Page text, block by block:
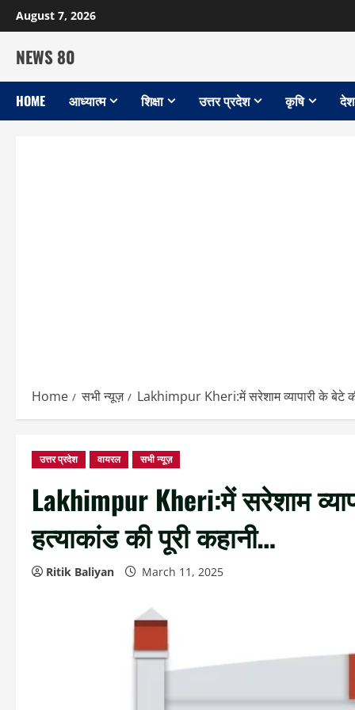
Skip
to
content
August 7, 2026
NEWS 80
HOME आध्यात्म शिक्षा उत्तर प्रदेश कृषि
Home सभी न्यूज़ Lakhimpur Kheri:में सरेशाम व्यापारी के बेटे
उत्तर प्रदेश वायरल सभी न्यूज़
Lakhimpur Kheri:में सरेशाम
हत्याकांड की पूरी कहानी…
Ritik Baliyan March 11, 2025